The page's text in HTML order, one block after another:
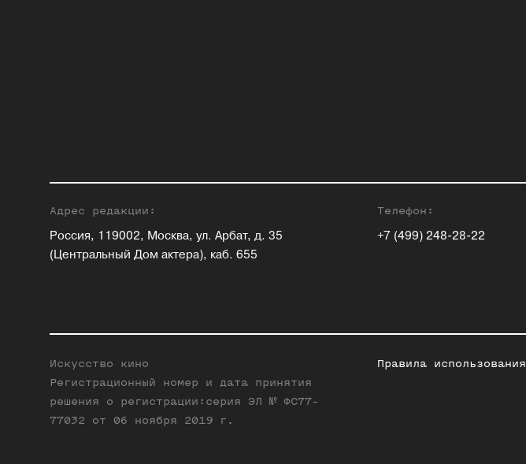
Адрес редакции:
Россия, 119002, Москва, ул. Арбат, д. 35
(Центральный Дом актера), каб. 655
Телефон:
+7 (499) 248-28-22
Правила использования
Искусство кино
Регистрационный номер и дата принятия
решения о регистрации:серия ЭЛ № ФС77-
77032 от 06 ноября 2019 г.